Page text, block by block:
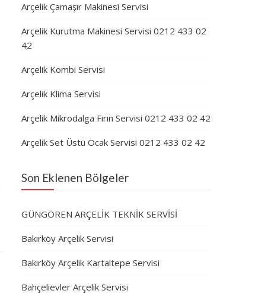
Arçelik Çamaşır Makinesi Servisi
Arçelik Kurutma Makinesi Servisi 0212 433 02
42
Arçelik Kombi Servisi
Arçelik Klima Servisi
Arçelik Mikrodalga Fırın Servisi 0212 433 02 42
Arçelik Set Üstü Ocak Servisi 0212 433 02 42
Son Eklenen Bölgeler
GÜNGÖREN ARÇELİK TEKNİK SERVİSİ
Bakırköy Arçelik Servisi
Bakırköy Arçelik Kartaltepe Servisi
Bahçelievler Arçelik Servisi